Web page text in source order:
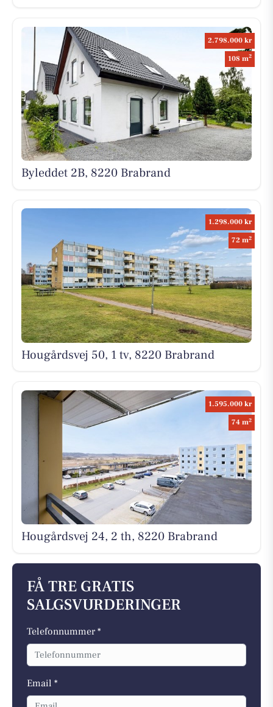
2.798.000 kr
108 m2
Byleddet 2B, 8220 Brabrand
1.298.000 kr
72 m2
Hougårdsvej 50, 1 tv, 8220 Brabrand
1.595.000 kr
74 m2
Hougårdsvej 24, 2 th, 8220 Brabrand
FÅ TRE GRATIS
SALGSVURDERINGER
Telefonnummer *
Email *